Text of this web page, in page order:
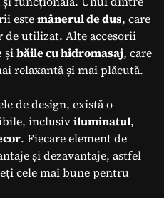
estemânerul de dus, care
de utilizat. Alte accesorii
șibăile cu hidromasaj, care
relaxantă și mai plăcută.
de design, există o
inclusiviluminatul,
. Fiecare element de
și dezavantaje, astfel
cele mai bune pentru